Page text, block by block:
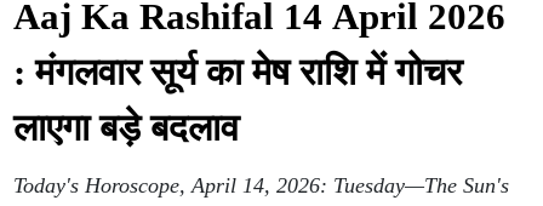
Aaj Ka Rashifal 14 April 2026
: मंगलवार सूर्य का मेष राशि में गोचर
लाएगा बड़े बदलाव
Today's Horoscope, April 14, 2026: Tuesday—The Sun's